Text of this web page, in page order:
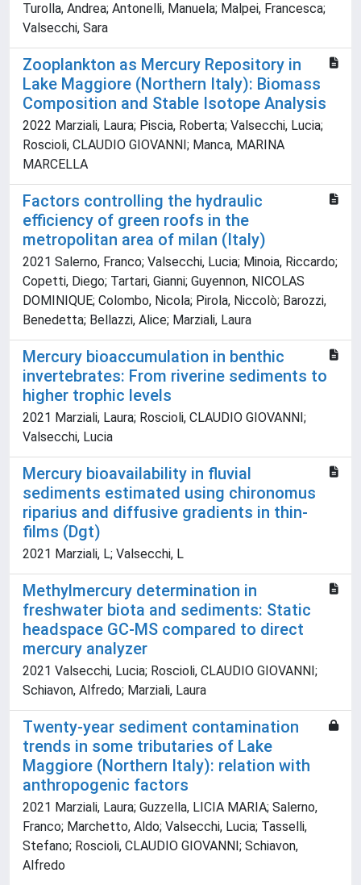
Turolla, Andrea; Antonelli, Manuela; Malpei, Francesca;
Valsecchi, Sara
Zooplankton as Mercury Repository in
Lake Maggiore (Northern Italy): Biomass
Composition and Stable Isotope Analysis
2022 Marziali, Laura; Piscia, Roberta; Valsecchi, Lucia;
Roscioli, CLAUDIO GIOVANNI; Manca, MARINA
MARCELLA
Factors controlling the hydraulic
efficiency of green roofs in the
metropolitan area of milan (Italy)
2021 Salerno, Franco; Valsecchi, Lucia; Minoia, Riccardo;
Copetti, Diego; Tartari, Gianni; Guyennon, NICOLAS
DOMINIQUE; Colombo, Nicola; Pirola, Niccolò; Barozzi,
Benedetta; Bellazzi, Alice; Marziali, Laura
Mercury bioaccumulation in benthic
invertebrates: From riverine sediments to
higher trophic levels
2021 Marziali, Laura; Roscioli, CLAUDIO GIOVANNI;
Valsecchi, Lucia
Mercury bioavailability in fluvial
sediments estimated using chironomus
riparius and diffusive gradients in thin-
films (Dgt)
2021 Marziali, L; Valsecchi, L
Methylmercury determination in
freshwater biota and sediments: Static
headspace GC-MS compared to direct
mercury analyzer
2021 Valsecchi, Lucia; Roscioli, CLAUDIO GIOVANNI;
Schiavon, Alfredo; Marziali, Laura
Twenty-year sediment contamination
trends in some tributaries of Lake
Maggiore (Northern Italy): relation with
anthropogenic factors
2021 Marziali, Laura; Guzzella, LICIA MARIA; Salerno,
Franco; Marchetto, Aldo; Valsecchi, Lucia; Tasselli,
Stefano; Roscioli, CLAUDIO GIOVANNI; Schiavon,
Alfredo